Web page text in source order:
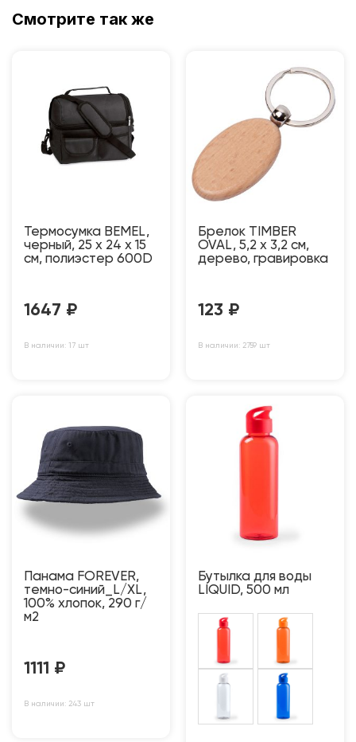
Смотрите так же
Термосумка BEMEL,
черный, 25 x 24 x 15
см, полиэстер 600D
1647 ₽
В наличии: 17 шт
Брелок TIMBER
OVAL, 5,2 x 3,2 см,
дерево, гравировка
123 ₽
В наличии: 2759 шт
Панама FOREVER,
темно-синий_L/XL,
100% хлопок, 290 г/
м2
1111 ₽
В наличии: 243 шт
Бутылка для воды
LIQUID, 500 мл